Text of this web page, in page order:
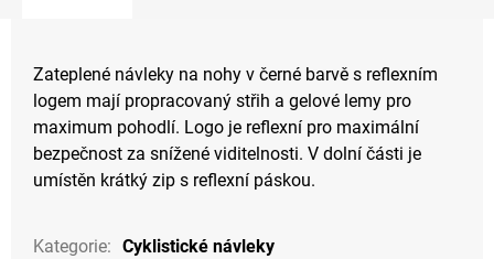
Zateplené návleky na nohy v černé barvě s reflexním
logem mají propracovaný střih a gelové lemy pro
maximum pohodlí. Logo je reflexní pro maximální
bezpečnost za snížené viditelnosti. V dolní části je
umístěn krátký zip s reflexní páskou.
Kategorie: Cyklistické návleky